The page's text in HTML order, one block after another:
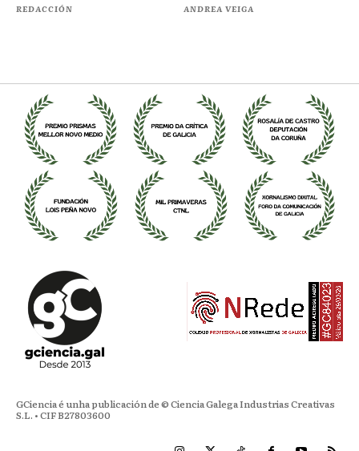
REDACCIÓN ANDREA VEIGA
GCiencia é unha publicación de © Ciencia Galega Industrias Creativas
S.L. • CIF B27803600